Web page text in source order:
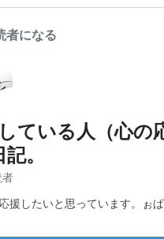
者になる
ている人（心の
。
したいと思っています。ぉぱ